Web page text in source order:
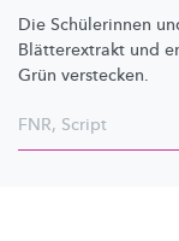
Die Schülerinnen
Blätterextrakt und
Grün verstecken.
FNR, Script